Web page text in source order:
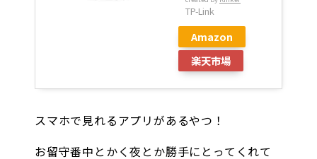
TP-Link
Amazon
楽天市場
スマホで見れるアプリがあるやつ！
お留守番中とかく夜とか勝手にとってくれて